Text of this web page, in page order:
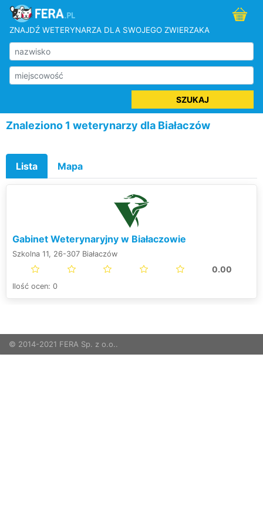
ZNAJDŹ WETERYNARZA DLA SWOJEGO ZWIERZAKA
SZUKAJ
Znaleziono 1 weterynarzy dla Białaczów
Lista Mapa
Gabinet Weterynaryjny w Białaczowie
Szkolna 11, 26-307 Białaczów
0.00
Ilość ocen: 0
© 2014-2021 FERA Sp. z o.o..